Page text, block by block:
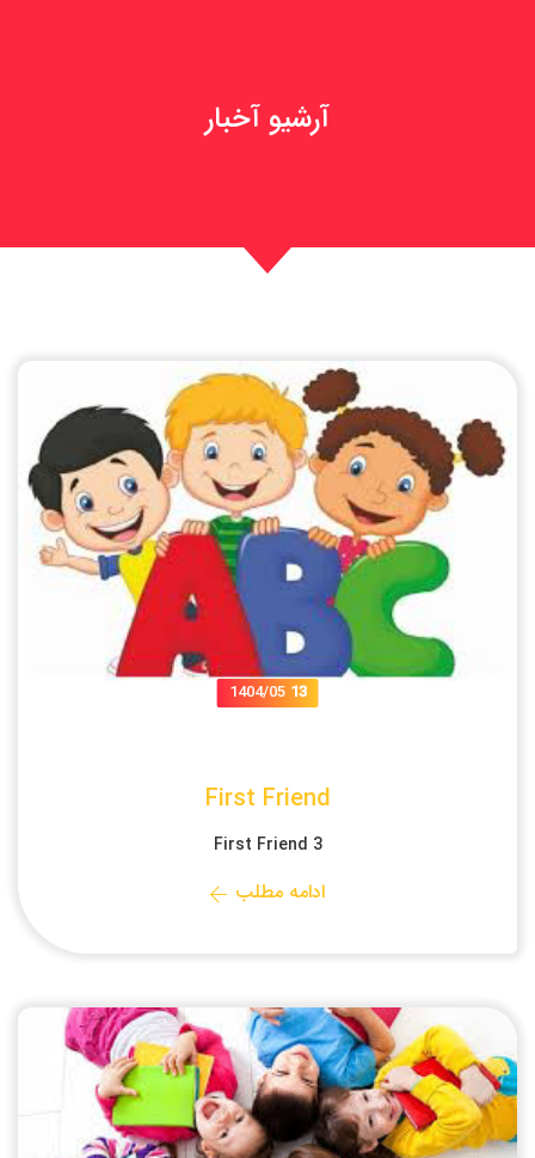
آرشیو آخبار
13
1404/05
First Friend
First Friend 3
ادامه مطلب